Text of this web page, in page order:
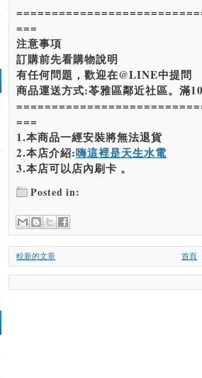
===
注意事項
訂購前先看購物說明
有任何問題，歡迎在@LINE中提問
商品運送方式:苓雅區鄰近社區。滿
===
1.本商品一經安裝將無法退貨
2.本店介紹:嗨這裡是天生水電
3.本店可以店內刷卡 。
Posted in:
較新的文章 首頁